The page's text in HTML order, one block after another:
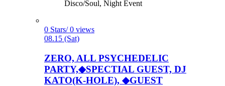
Disco/Soul, Night Event
0 Stars/ 0 views
08.15 (Sat)
ZERO, ALL PSYCHEDELIC
PARTY,◆SPECTIAL GUEST, DJ
KATO(K-HOLE), ◆GUEST